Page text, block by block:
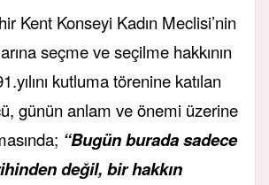
Kent Konseyi Kadın Meclisi’nin
seçme ve seçilme hakkının
kutluma törenine katılan
günün anlam ve önemi üzerine
“Bugün burada sadece
değil, bir hakkın